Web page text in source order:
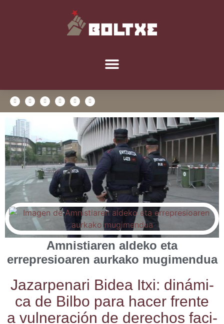
Amnistiaren aldeko eta
errepresioaren aurkako mugimendua
Jazar­pe­na­ri Bidea Itxi: diná­mi­
ca de Bil­bo para hacer fren­te
a vul­ne­ra­ción de dere­chos faci­